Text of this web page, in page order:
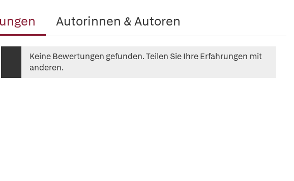
Autorinnen & Autoren
Keine Bewertungen gefunden. Teilen Sie Ihre Erfahrungen mit
anderen.